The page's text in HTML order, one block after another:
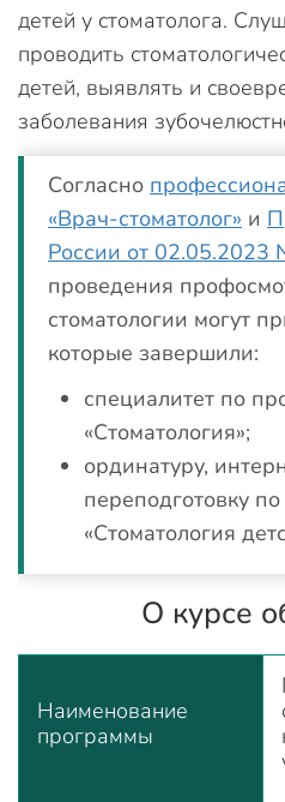
детей у стоматолога.
проводить
детей, выявлять и
заболевания
Согласно
«Врач-стоматолог» и
России от 02.05.2023
проведения
стоматологии могут
которые завершили:
специалитет по
«Стоматология»;
ординатуру,
переподготовку
«Стоматология
О курсе
Наименование
программы